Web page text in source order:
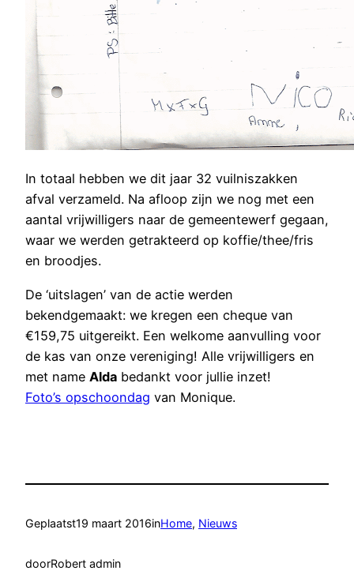
In totaal hebben we dit jaar 32 vuilniszakken
afval verzameld. Na afloop zijn we nog met een
aantal vrijwilligers naar de gemeentewerf gegaan,
waar we werden getrakteerd op koffie/thee/fris
en broodjes.
De ‘uitslagen’ van de actie werden
bekendgemaakt: we kregen een cheque van
€159,75 uitgereikt. Een welkome aanvulling voor
de kas van onze vereniging! Alle vrijwilligers en
met name Alda bedankt voor jullie inzet!
Foto’s opschoondag van Monique.
Geplaatst19 maart 2016inHome, Nieuws
doorRobert admin